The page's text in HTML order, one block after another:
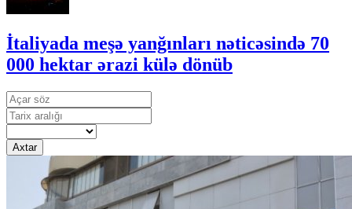
İtaliyada meşə yanğınları nəticəsində 70
000 hektar ərazi külə dönüb
Axtar